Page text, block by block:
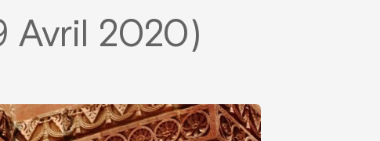
Avril 2020)